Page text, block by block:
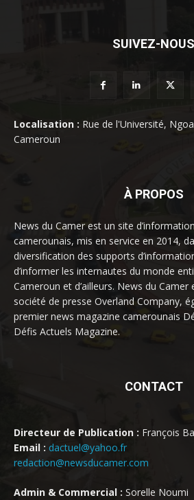
SUIVEZ-NOUS
Localisation : Rue de l'Université,
Cameroun
À PROPOS
News du Camer est un site
camerounais, mis en service en 2014,
diversification des supports
d’informer les internautes du monde
Cameroun et d’ailleurs. News du
société de presse Overland Company,
premier news magazine camerounais
Défis Actuels Magazine.
CONTACT
Directeur de Publication : François
Email : dactuel@yahoo.fr
redaction@newsducamer.com
Admin & Commercial : Sorelle Noumi